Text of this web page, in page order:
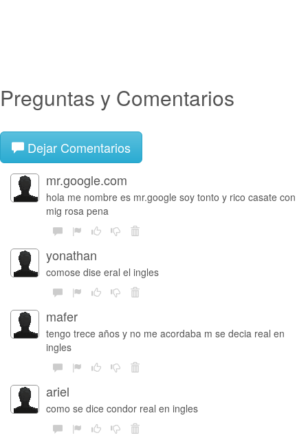
Preguntas y Comentarios
Dejar Comentarios
mr.google.com
hola me nombre es mr.google soy tonto y rico casate con
mig rosa pena
yonathan
comose dise eral el ingles
mafer
tengo trece años y no me acordaba m se decia real en
ingles
ariel
como se dice condor real en ingles